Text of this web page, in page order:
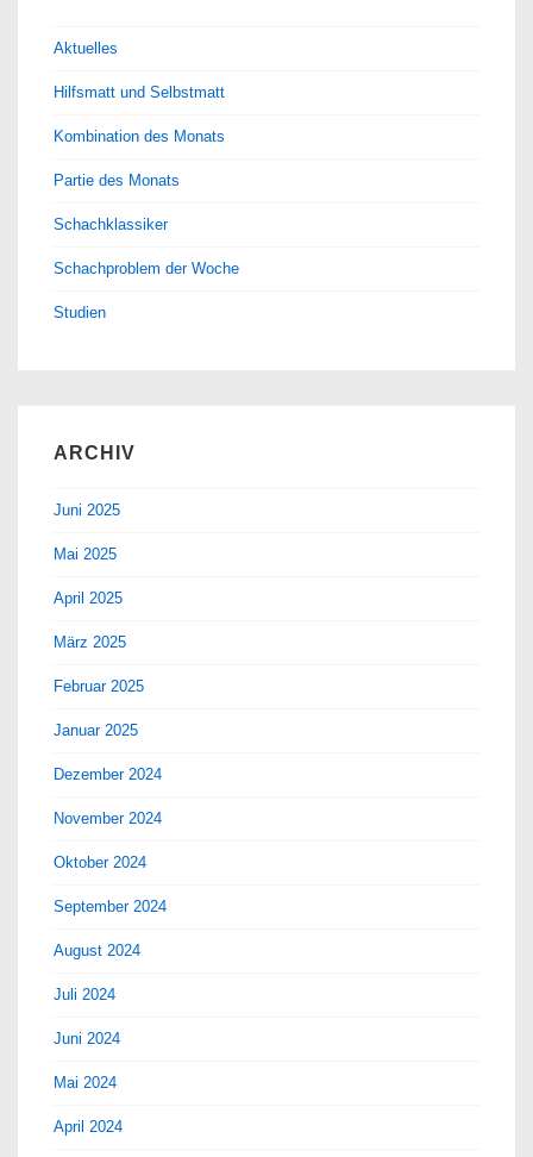
Aktuelles
Hilfsmatt und Selbstmatt
Kombination des Monats
Partie des Monats
Schachklassiker
Schachproblem der Woche
Studien
ARCHIV
Juni 2025
Mai 2025
April 2025
März 2025
Februar 2025
Januar 2025
Dezember 2024
November 2024
Oktober 2024
September 2024
August 2024
Juli 2024
Juni 2024
Mai 2024
April 2024